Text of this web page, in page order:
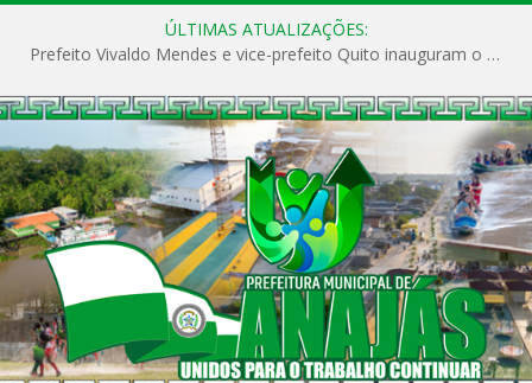
ÚLTIMAS ATUALIZAÇÕES:
Prefeito Vivaldo Mendes e vice-prefeito Quito inauguram o CAPS e fortalecem a saúde pública em Anajás.